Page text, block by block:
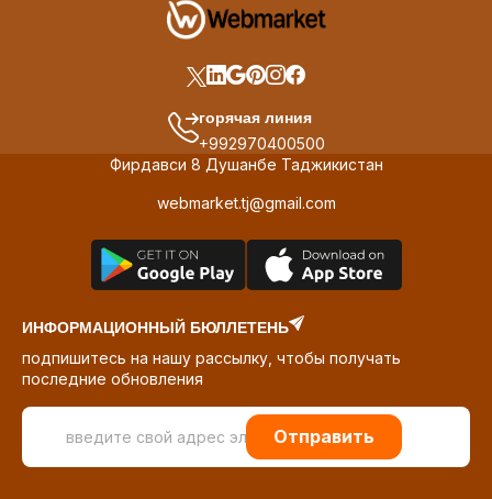
горячая линия
+992970400500
Фирдавси 8 Душанбе Таджикистан
webmarket.tj@gmail.com
ИНФОРМАЦИОННЫЙ БЮЛЛЕТЕНЬ
подпишитесь на нашу рассылку, чтобы получать
последние обновления
Отправить